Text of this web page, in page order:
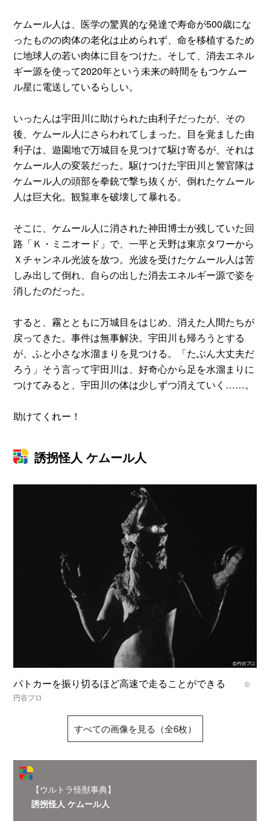
ケムール人は、医学の驚異的な発達で寿命が500歳にな
ったものの肉体の老化は止められず、命を移植するため
に地球人の若い肉体に目をつけた。そして、消去エネル
ギー源を使って2020年という未来の時間をもつケムー
ル星に電送しているらしい。
いったんは宇田川に助けられた由利子だったが、その
後、ケムール人にさらわれてしまった。目を覚ました由
利子は、遊園地で万城目を見つけて駆け寄るが、それは
ケムール人の変装だった。駆けつけた宇田川と警官隊は
ケムール人の頭部を拳銃で撃ち抜くが、倒れたケムール
人は巨大化。観覧車を破壊して暴れる。
そこに、ケムール人に消された神田博士が残していた回
路「Ｋ・ミニオード」で、一平と天野は東京タワーから
Ｘチャンネル光波を放つ。光波を受けたケムール人は苦
しみ出して倒れ、自らの出した消去エネルギー源で姿を
消したのだった。
すると、霧とともに万城目をはじめ、消えた人間たちが
戻ってきた。事件は無事解決。宇田川も帰ろうとする
が、ふと小さな水溜まりを見つける。「たぶん大丈夫だ
ろう」そう言って宇田川は、好奇心から足を水溜まりに
つけてみると、宇田川の体は少しずつ消えていく……。
助けてくれー！
誘拐怪人 ケムール人
パトカーを振り切るほど高速で走ることができる©
円谷プロ
すべての画像を見る（全6枚）
【ウルトラ怪獣事典】
誘拐怪人 ケムール人